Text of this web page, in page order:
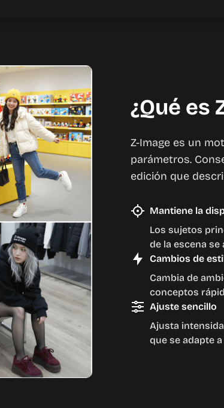
¿Qué es
Z-Image es un
parámetros.
edición que
Mantiene la
Los sujetos
de la escena
Cambios de
Cambia de
conceptos
Ajuste sencillo
Ajusta
que se adapte